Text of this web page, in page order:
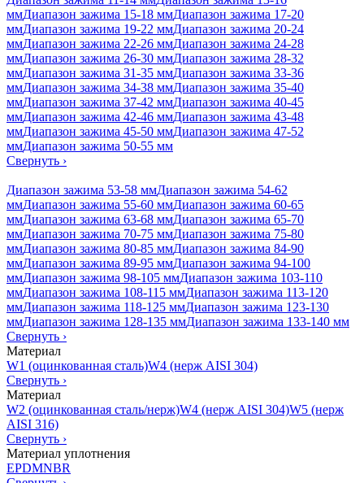
ммДиапазон зажима 15-18 ммДиапазон зажима 17-20
ммДиапазон зажима 19-22 ммДиапазон зажима 20-24
ммДиапазон зажима 22-26 ммДиапазон зажима 24-28
ммДиапазон зажима 26-30 ммДиапазон зажима 28-32
ммДиапазон зажима 31-35 ммДиапазон зажима 33-36
ммДиапазон зажима 34-38 ммДиапазон зажима 35-40
ммДиапазон зажима 37-42 ммДиапазон зажима 40-45
ммДиапазон зажима 42-46 ммДиапазон зажима 43-48
ммДиапазон зажима 45-50 ммДиапазон зажима 47-52
ммДиапазон зажима 50-55 мм
Свернуть ›
Диапазон зажима 53-58 ммДиапазон зажима 54-62
ммДиапазон зажима 55-60 ммДиапазон зажима 60-65
ммДиапазон зажима 63-68 ммДиапазон зажима 65-70
ммДиапазон зажима 70-75 ммДиапазон зажима 75-80
ммДиапазон зажима 80-85 ммДиапазон зажима 84-90
ммДиапазон зажима 89-95 ммДиапазон зажима 94-100
ммДиапазон зажима 98-105 ммДиапазон зажима 103-110
ммДиапазон зажима 108-115 ммДиапазон зажима 113-120
ммДиапазон зажима 118-125 ммДиапазон зажима 123-130
ммДиапазон зажима 128-135 ммДиапазон зажима 133-140 мм
Свернуть ›
Материал
W1 (оцинкованная сталь)W4 (нерж AISI 304)
Свернуть ›
Материал
W2 (оцинкованная сталь/нерж)W4 (нерж AISI 304)W5 (нерж
AISI 316)
Свернуть ›
Материал уплотнения
EPDMNBR